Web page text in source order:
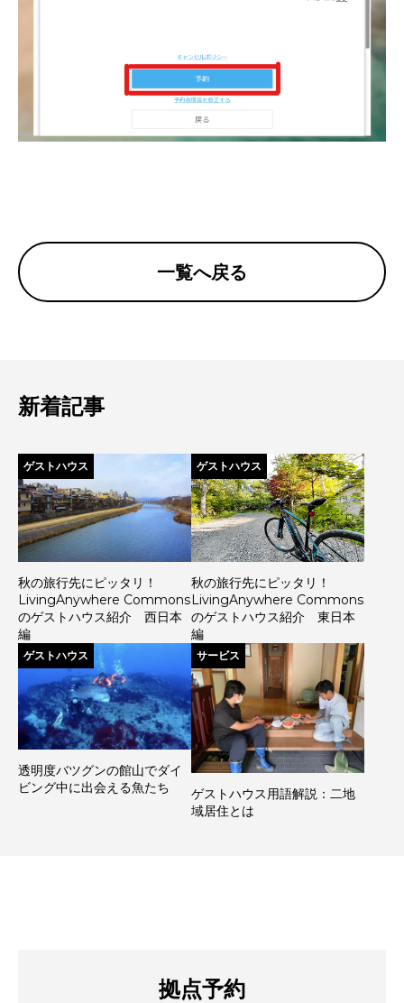
一覧へ戻る
新着記事
ゲストハウス
秋の旅行先にピッタリ！
LivingAnywhere Commons
のゲストハウス紹介 西日本
編
ゲストハウス
秋の旅行先にピッタリ！
LivingAnywhere Commons
のゲストハウス紹介 東日本
編
ゲストハウス
透明度バツグンの館山でダイ
ビング中に出会える魚たち
サービス
ゲストハウス用語解説：二地
域居住とは
拠点予約